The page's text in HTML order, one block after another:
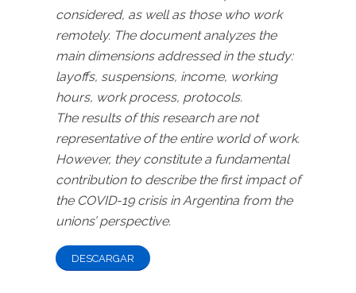
considered, as well as those who work
remotely. The document analyzes the
main dimensions addressed in the study:
layoffs, suspensions, income, working
hours, work process, protocols.
The results of this research are not
representative of the entire world of work.
However, they constitute a fundamental
contribution to describe the first impact of
the COVID-19 crisis in Argentina from the
unions’perspective.
DESCARGAR